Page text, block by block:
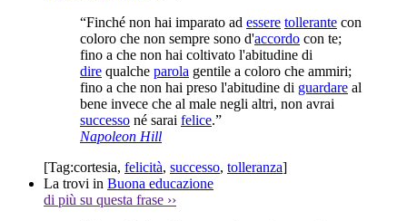
“Finché non hai imparato ad essere tollerante con
coloro che non sempre sono d'accordo con te;
fino a che non hai coltivato l'abitudine di
dire qualche parola gentile a coloro che ammiri;
fino a che non hai preso l'abitudine di guardare al
bene invece che al male negli altri, non avrai
successo né sarai felice.”
Napoleon Hill
[Tag:cortesia, felicità, successo, tolleranza]
La trovi in Buona educazione
di più su questa frase ››